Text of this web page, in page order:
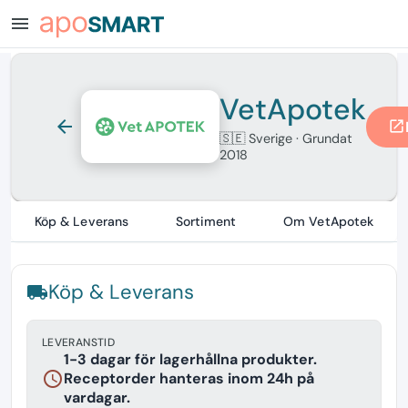
menu
arrow_back VetApotek
🇸🇪 Sverige · Grundat
2018
open_in_new
Köp & Leverans Sortiment Om VetApotek
local_shippingKöp & Leverans
LEVERANSTID
schedule
1-3 dagar för lagerhållna produkter.
Receptorder hanteras inom 24h på
vardagar.